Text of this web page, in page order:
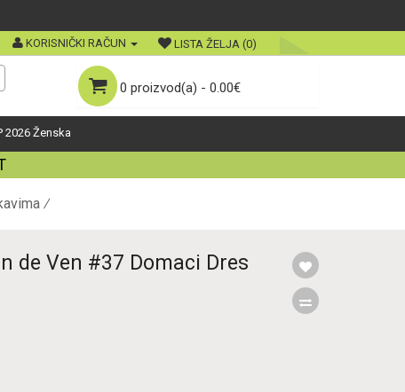
KORISNIČKI RAČUN LISTA ŽELJA (0)
0 proizvod(a) - 0.00€
2026 Ženska
de Ven #37 Domaci Dres